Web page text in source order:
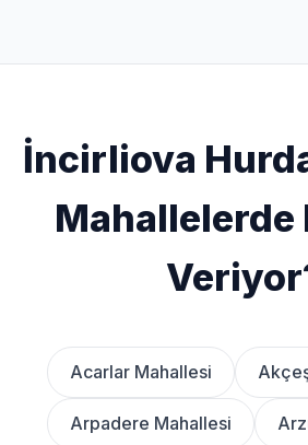
İncirliova
Mahallelerde
Acarlar Mahallesi
Arpadere Mahallesi